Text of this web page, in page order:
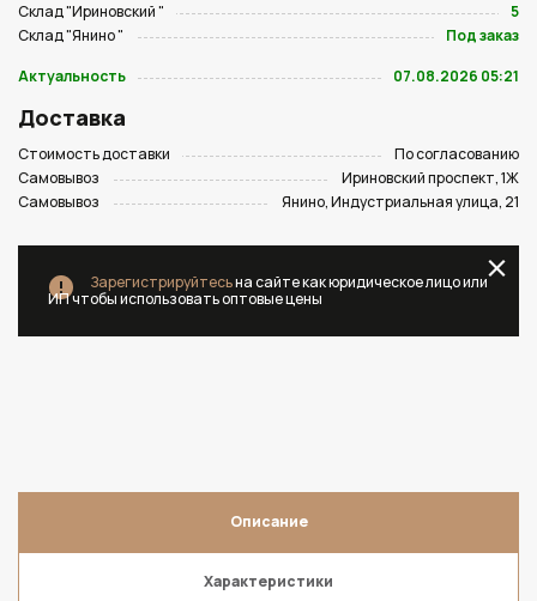
Склад "Ириновский "
5
Склад "Янино "
Под заказ
Актуальность
07.08.2026 05:21
Доставка
Стоимость доставки
По согласованию
Самовывоз
Ириновский проспект, 1Ж
Самовывоз
Янино, Индустриальная улица, 21
Зарегистрируйтесьна сайте как юридическое лицо или
ИП чтобы использовать оптовые цены
Описание
Характеристики